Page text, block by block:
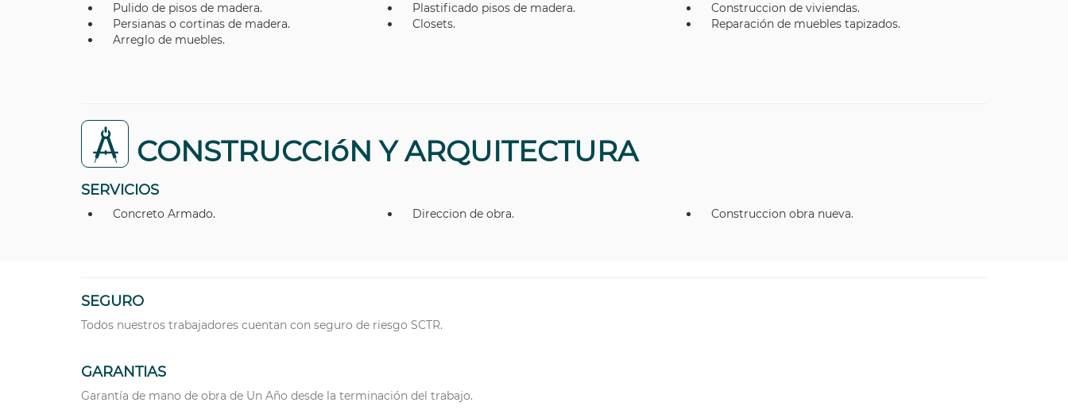
Pulido de pisos de madera.
Plastificado pisos de madera.
Construccion de viviendas.
Persianas o cortinas de madera.
Closets.
Reparación de muebles tapizados.
Arreglo de muebles.
CONSTRUCCIóN Y ARQUITECTURA
SERVICIOS
Concreto Armado. Direccion de obra. Construccion obra nueva.
SEGURO
Todos nuestros trabajadores cuentan con seguro de riesgo SCTR.
GARANTIAS
Garantía de mano de obra de Un Año desde la terminación del trabajo.